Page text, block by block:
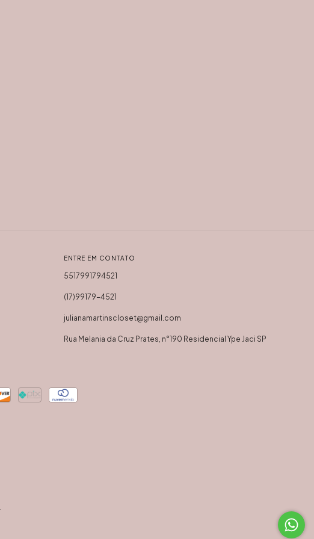
ENTRE EM CONTATO
5517991794521
(17)99179-4521
julianamartinscloset@gmail.com
Rua Melania da Cruz Prates, n°190 Residencial Ype Jaci SP